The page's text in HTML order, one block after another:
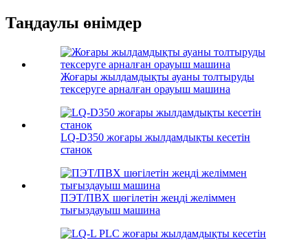
Таңдаулы өнімдер
Жоғары жылдамдықты ауаны толтыруды
тексеруге арналған орауыш машина
LQ-D350 жоғары жылдамдықты кесетін
станок
ПЭТ/ПВХ шөгілетін жеңді желіммен
тығыздауыш машина